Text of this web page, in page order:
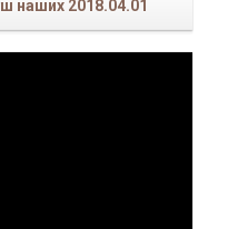
наших 2018.04.01